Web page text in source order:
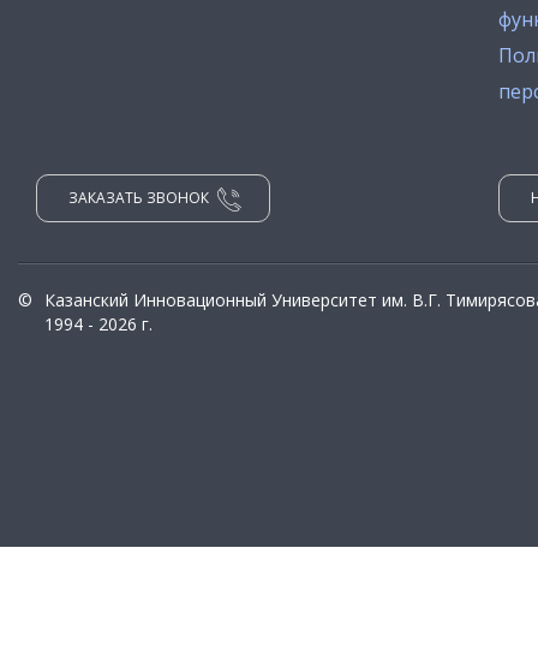
ЗАКАЗАТЬ ЗВОНОК
©
Казанский Инновационный Университет им. В.Г.
1994 - 2026 г.